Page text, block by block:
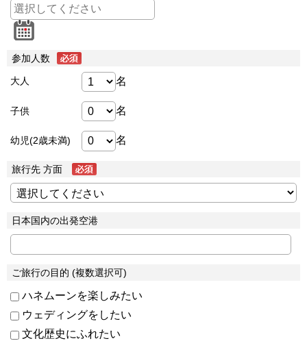
参加人数
大人 名
子供 名
幼児(2歳未満) 名
旅行先 方面
日本国内の出発空港
ご旅行の目的 (複数選択可)
ハネムーンを楽しみたい
ウェディングをしたい
文化歴史にふれたい